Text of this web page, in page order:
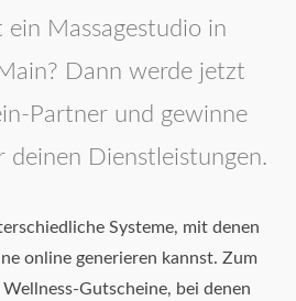
ein Massagestudio in
Dann werde jetzt
Partner und gewinne
deinen Dienstleistungen.
Systeme, mit denen
online generieren kannst. Zum
Gutscheine, bei denen